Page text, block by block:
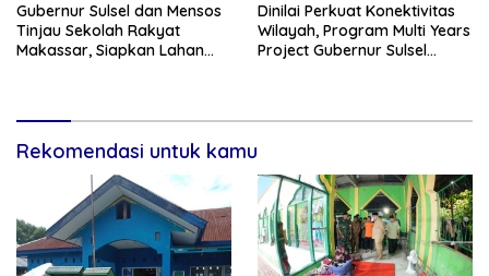
Gubernur Sulsel dan Mensos
Tinjau Sekolah Rakyat
Makassar, Siapkan Lahan
Dinilai Perkuat Konektivitas
Wilayah, Program Multi Years
Project Gubernur Sulsel
Rekomendasi untuk kamu